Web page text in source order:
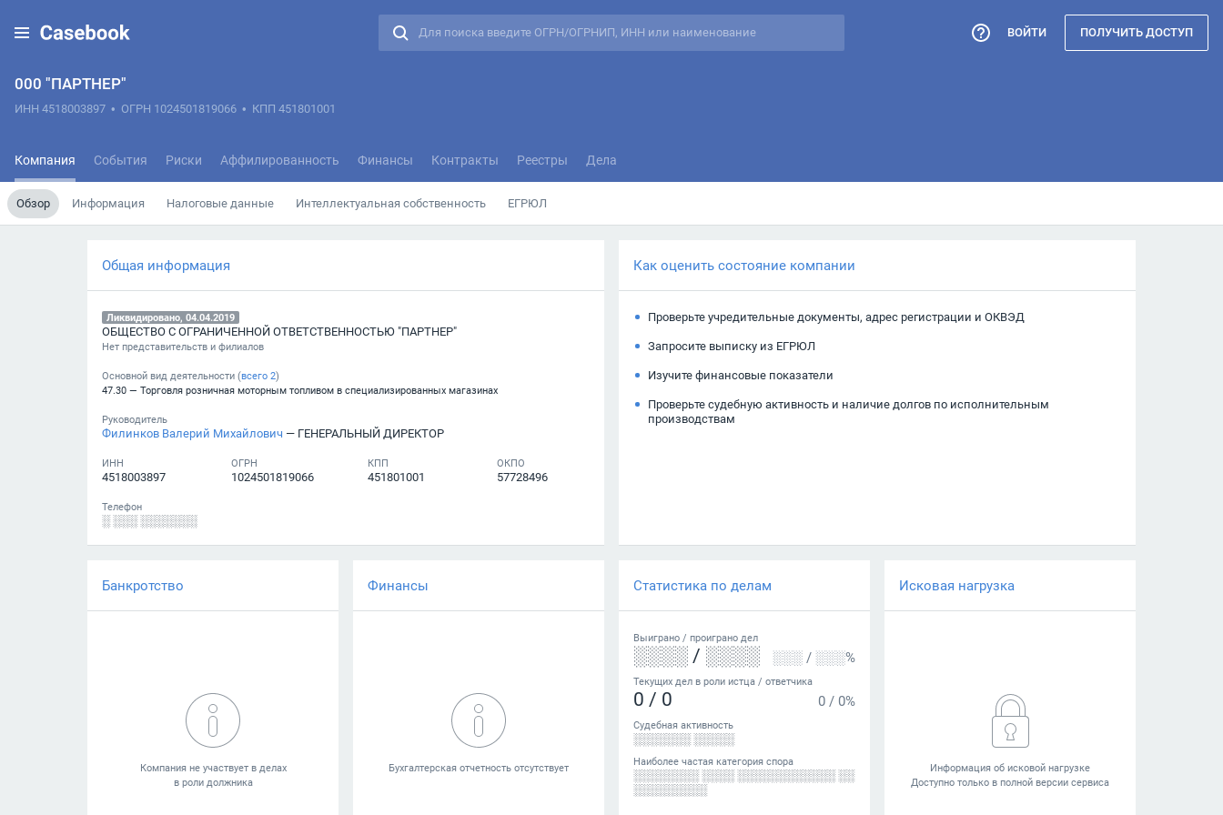
000 "ПАРТНЕР"
ИНН 4518003897 • ОГРН 1024501819066 • КПП 451801001
Компания События Риски Аффилированность Финансы Контракты Реестры Дела
Обзор Информация Налоговые данные Интеллектуальная собственность ЕГРЮЛ
ВОЙТИ ПОЛУЧИТЬ ДОСТУП
Общая информация
Ликвидировано, 04.04.2019
ОБЩЕСТВО С ОГРАНИЧЕННОЙ ОТВЕТСТВЕННОСТЬЮ "ПАРТНЕР"
Нет представительств и филиалов
Основной вид деятельности (всего 2)
47.30 — Торговля розничная моторным топливом в специализированных магазинах
Руководитель
Филинков Валерий Михайлович — ГЕНЕРАЛЬНЫЙ ДИРЕКТОР
ИНН
4518003897
ОГРН
1024501819066
КПП
451801001
ОКПО
57728496
Телефон
░ ░░░ ░░░░░░░
Как оценить состояние компании
Проверьте учредительные документы, адрес регистрации и ОКВЭД
Запросите выписку из ЕГРЮЛ
Изучите финансовые показатели
Проверьте судебную активность и наличие долгов по исполнительным
производствам
Банкротство Финансы Статистика по делам
Выиграно / проиграно дел
░░░░ / ░░░░ ░░░ / ░░░%
Текущих дел в роли истца / ответчика
0 / 0 0 / 0%
Судебная активность
░░░░░░░ ░░░░░
Наиболее частая категория спора
░░░░░░░░ ░░░░ ░░░░░░░░░░░░ ░░
░░░░░░░░░
Исковая нагрузка